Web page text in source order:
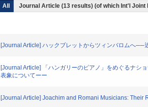
All Journal Article (13 results) (of which Int'l
[Journal Article] ハックブレットからツィンバロムへ
[Journal Article] 「ハンガリーのピアノ」をめぐるナシ
表象についてーー
[Journal Article] Joachim and Romani Musicians: